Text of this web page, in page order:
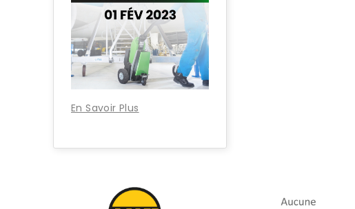
En Savoir Plus